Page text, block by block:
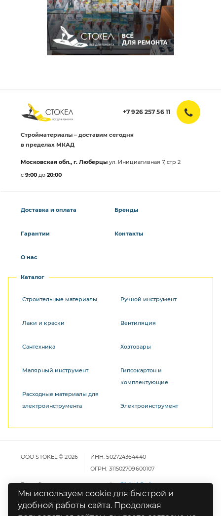
+7 926 257 56 11
Стройматериалы – доставим сегодня
в пределах МКАД
Московская обл., г. Люберцы ул. Инициативная 7, стр 2
с 9:00 до 20:00
Доставка и оплата
Гарантии
О нас
Бренды
Контакты
Каталог
Строительные материалы
Лаки и краски
Сантехника
Малярный инструмент
Расходные материалы для
электроинструмента
Ручной инструмент
Вентиляция
Хозтовары
Гипсокартон и
комплектующие
Электроинструмент
ООО STOKEL © 2026
ИНН: 502724364440
ОГРН: 311502709600107
Разработка и продвижение сайтаGlobal Code
Карта сайта
Мы используем cookie для быстрой и
удобной работы сайта. Продолжая